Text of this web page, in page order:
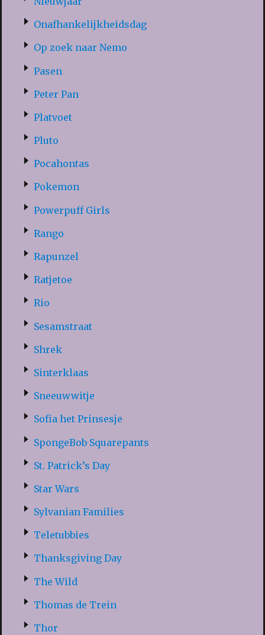
Onafhankelijkheidsdag
Op zoek naar Nemo
Pasen
Peter Pan
Platvoet
Pluto
Pocahontas
Pokemon
Powerpuff Girls
Rango
Rapunzel
Ratjetoe
Rio
Sesamstraat
Shrek
Sinterklaas
Sneeuwwitje
Sofia het Prinsesje
SpongeBob Squarepants
St. Patrick’s Day
Star Wars
Sylvanian Families
Teletubbies
Thanksgiving Day
The Wild
Thomas de Trein
Thor